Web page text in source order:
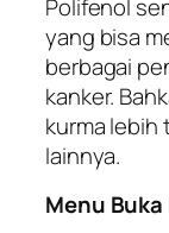
Polifenol
yang bisa
berbagai
kanker.
kurma lebih
lainnya.
Menu